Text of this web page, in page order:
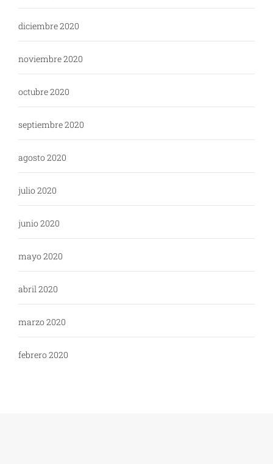
diciembre 2020
noviembre 2020
octubre 2020
septiembre 2020
agosto 2020
julio 2020
junio 2020
mayo 2020
abril 2020
marzo 2020
febrero 2020